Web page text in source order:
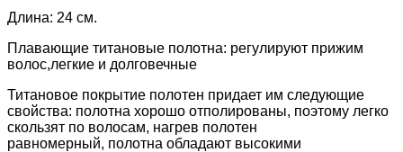
Длина: 24 см.
Плавающие титановые полотна: регулируют прижим
волос,легкие и долговечные
Титановое покрытие полотен придает им следующие
свойства: полотна хорошо отполированы, поэтому легко
скользят по волосам, нагрев полотен
равномерный, полотна обладают высокими